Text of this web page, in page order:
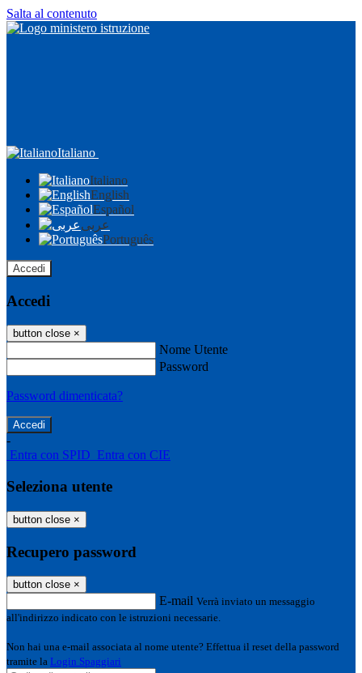
Salta al contenuto
Italiano
Italiano
English
Español
عربى
Português
Accedi
Accedi
button close ×
Nome Utente
Password
Password dimenticata?
-
Entra con SPID Entra con CIE
Seleziona utente
button close ×
Recupero password
button close ×
E-mail Verrà inviato un messaggio
all'indirizzo indicato con le istruzioni necessarie.
Non hai una e-mail associata al nome utente? Effettua il reset della password
tramite la Login Spaggiari